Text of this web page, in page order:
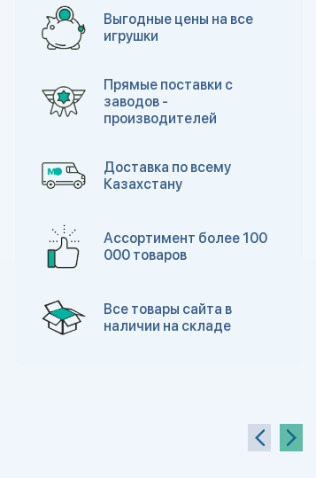
Выгодные цены на все
игрушки
Прямые поставки с
заводов -
производителей
Доставка по всему
Казахстану
Ассортимент более 100
000 товаров
Все товары сайта в
наличии на складе